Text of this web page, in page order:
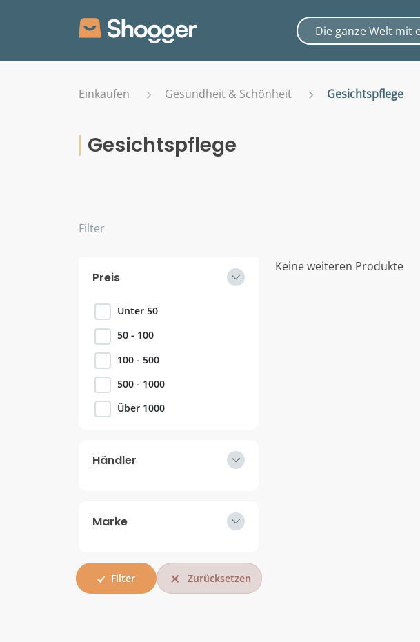
Einkaufen Gesundheit & Schönheit Gesichtspflege
Gesichtspflege
Filter
Preis
Unter 50
50 - 100
100 - 500
500 - 1000
Über 1000
Händler
Marke
Filter Zurücksetzen
Keine weiteren Produkte